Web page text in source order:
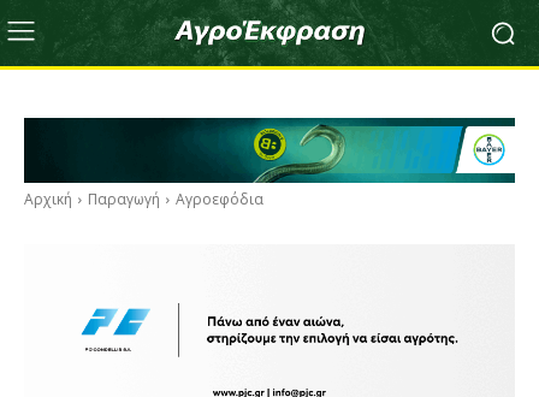
Αρχική Παραγωγή Αγροεφόδια